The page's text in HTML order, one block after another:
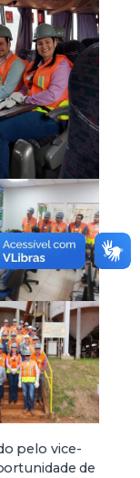
pelo vice-
de